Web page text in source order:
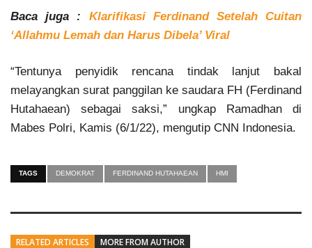
Baca juga : Klarifikasi Ferdinand Setelah Cuitan
‘Allahmu Lemah dan Harus Dibela’ Viral
“Tentunya penyidik rencana tindak lanjut bakal
melayangkan surat panggilan ke saudara FH (Ferdinand
Hutahaean) sebagai saksi,” ungkap Ramadhan di
Mabes Polri, Kamis (6/1/22), mengutip CNN Indonesia.
TAGS DEMOKRAT FERDINAND HUTAHAEAN HMI
RELATED ARTICLES MORE FROM AUTHOR